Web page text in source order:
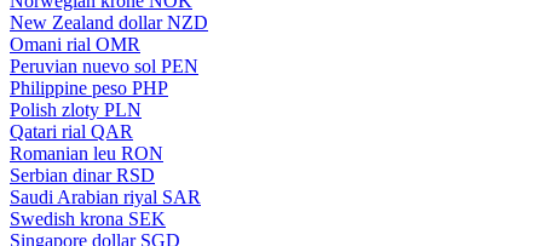
New Zealand dollar NZD
Omani rial OMR
Peruvian nuevo sol PEN
Philippine peso PHP
Polish zloty PLN
Qatari rial QAR
Romanian leu RON
Serbian dinar RSD
Saudi Arabian riyal SAR
Swedish krona SEK
Singapore dollar SGD